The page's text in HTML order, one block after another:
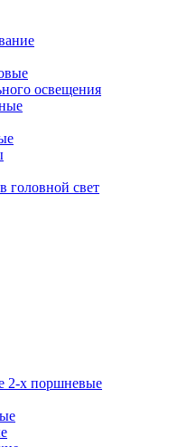
освещения
головной свет
2-х поршневые